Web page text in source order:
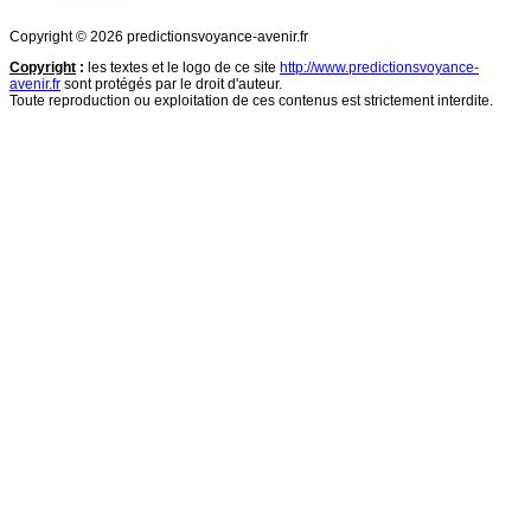
Copyright © 2026 predictionsvoyance-avenir.fr
Copyright : les textes et le logo de ce site http://www.predictionsvoyance-
avenir.fr sont protégés par le droit d'auteur.
Toute reproduction ou exploitation de ces contenus est strictement interdite.